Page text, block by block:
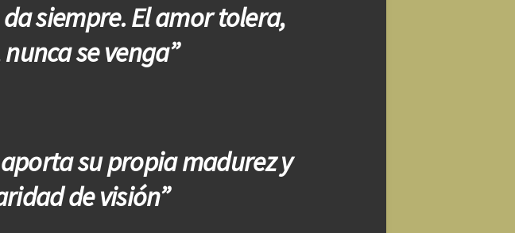
siempre. El amor tolera,
se venga”
su propia madurez y
de visión”